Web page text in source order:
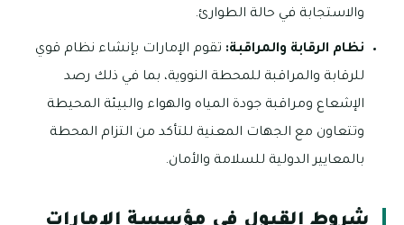
والاستجابة في حالة الطوارئ.
نظام الرقابة والمراقبة: تقوم الإمارات بإنشاء نظام قوي
للرقابة والمراقبة للمحطة النووية، بما في ذلك رصد
الإشعاع ومراقبة جودة المياه والهواء والبيئة المحيطة
وتتعاون مع الجهات المعنية للتأكد من التزام المحطة
بالمعايير الدولية للسلامة والأمان.